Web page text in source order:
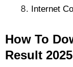
Internet
How To
Result